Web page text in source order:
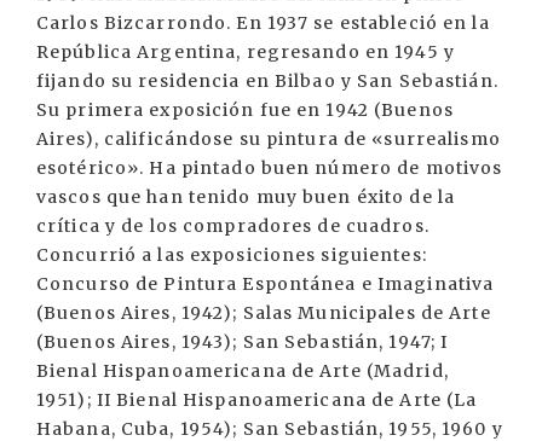
Carlos Bizcarrondo. En 1937 se estableció en la
República Argentina, regresando en 1945 y
fijando su residencia en Bilbao y San Sebastián.
Su primera exposición fue en 1942 (Buenos
Aires), calificándose su pintura de «surrealismo
esotérico». Ha pintado buen número de motivos
vascos que han tenido muy buen éxito de la
crítica y de los compradores de cuadros.
Concurrió a las exposiciones siguientes:
Concurso de Pintura Espontánea e Imaginativa
(Buenos Aires, 1942); Salas Municipales de Arte
(Buenos Aires, 1943); San Sebastián, 1947; I
Bienal Hispanoamericana de Arte (Madrid,
1951); II Bienal Hispanoamericana de Arte (La
Habana, Cuba, 1954); San Sebastián, 1955, 1960 y